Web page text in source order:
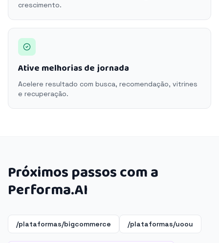
crescimento.
Ative melhorias de jornada
Acelere resultado com busca, recomendação, vitrines
e recuperação.
Próximos passos com a
Performa.AI
/plataformas/bigcommerce /plataformas/uoou